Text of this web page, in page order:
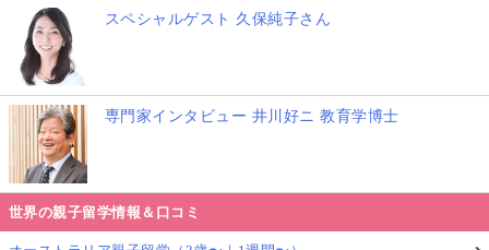
スペシャルゲスト 久保純子さん
専門家インタビュー 井川好ニ 教育学博士
世界の親子留学情報＆口コミ